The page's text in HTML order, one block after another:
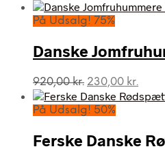
På Udsalg! 75%
Danske
920,00kr. Den
oprindelige
pris
920,00 kr..
230,00 kr.
På Udsalg! 50%
Ferske Danske